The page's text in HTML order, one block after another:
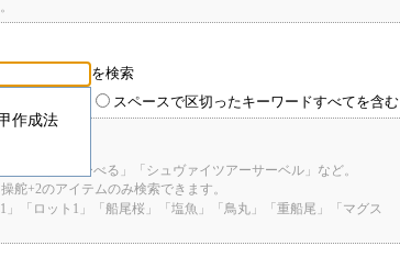
作成法
を検索
れかを含む スペースで区切ったキーワードすべてを含む
いつあーさーべる」「シュヴァイツアーサーベル」など。
舵+2のアイテムのみ検索できます。
「ロット1」「船尾桜」「塩魚」「鳥丸」「重船尾」「マグス